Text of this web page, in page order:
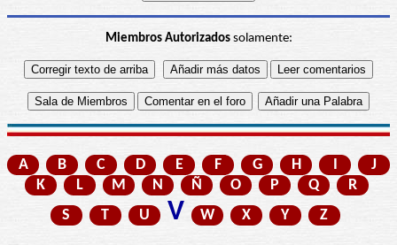
Miembros Autorizadossolamente:
A B C D E F G H I
J
K
L M N Ñ O P Q
R
S
T U V W X Y Z